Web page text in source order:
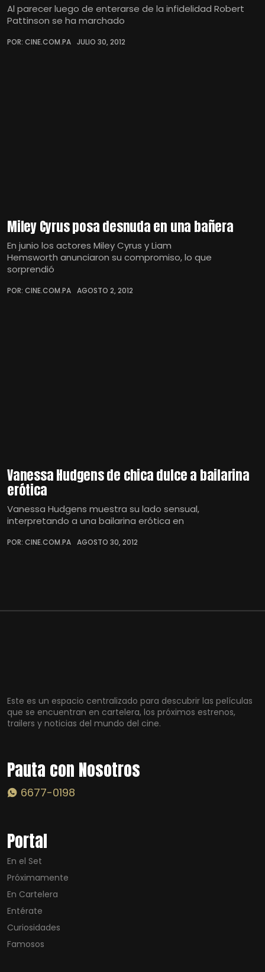
Al parecer luego de enterarse de la infidelidad Robert
Pattinson se ha marchado
POR: CINE.COM.PA JULIO 30, 2012
Miley Cyrus posa desnuda en una bañera
En junio los actores Miley Cyrus y Liam
Hemsworth anunciaron su compromiso, lo que
sorprendió
POR: CINE.COM.PA AGOSTO 2, 2012
Vanessa Hudgens de chica dulce a bailarina
erótica
Vanessa Hudgens muestra su lado sensual,
interpretando a una bailarina erótica en
POR: CINE.COM.PA AGOSTO 30, 2012
Este es un espacio centralizado para descubrir las películas
que se encuentran en cartelera, los próximos estrenos,
trailers y noticias del mundo del cine.
Pauta con Nosotros
6677-0198
Portal
En el Set
Próximamente
En Cartelera
Entérate
Curiosidades
Famosos